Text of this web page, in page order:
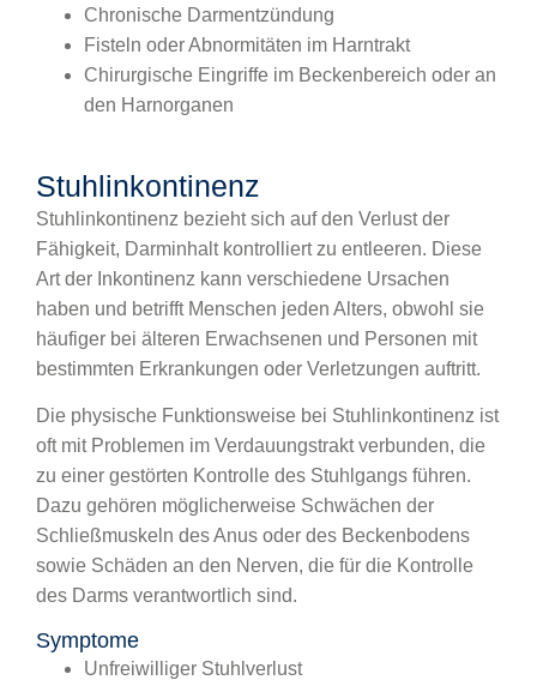
Chronische Darmentzündung
Fisteln oder Abnormitäten im Harntrakt
Chirurgische Eingriffe im Beckenbereich oder an
den Harnorganen
Stuhlinkontinenz
Stuhlinkontinenz bezieht sich auf den Verlust der
Fähigkeit, Darminhalt kontrolliert zu entleeren. Diese
Art der Inkontinenz kann verschiedene Ursachen
haben und betrifft Menschen jeden Alters, obwohl sie
häufiger bei älteren Erwachsenen und Personen mit
bestimmten Erkrankungen oder Verletzungen auftritt.
Die physische Funktionsweise bei Stuhlinkontinenz ist
oft mit Problemen im Verdauungstrakt verbunden, die
zu einer gestörten Kontrolle des Stuhlgangs führen.
Dazu gehören möglicherweise Schwächen der
Schließmuskeln des Anus oder des Beckenbodens
sowie Schäden an den Nerven, die für die Kontrolle
des Darms verantwortlich sind.
Symptome
Unfreiwilliger Stuhlverlust